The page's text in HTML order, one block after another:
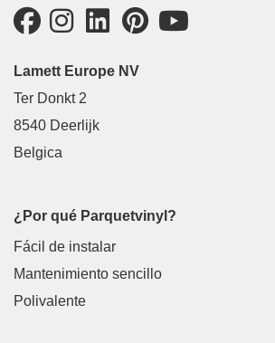
Lamett Europe NV
Ter Donkt 2
8540 Deerlijk
Belgica
¿Por qué Parquetvinyl?
Fácil de instalar
Mantenimiento sencillo
Polivalente